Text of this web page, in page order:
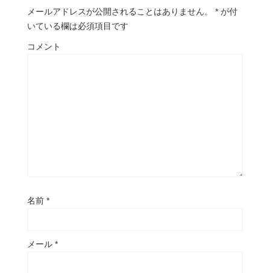
メールアドレスが公開されることはありません。 * が付
いている欄は必須項目です
コメント
名前 *
メール *